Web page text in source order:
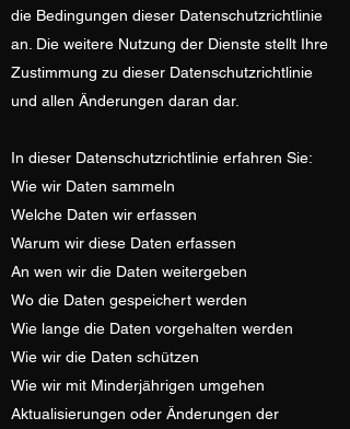
die Bedingungen dieser Datenschutzrichtlinie
an. Die weitere Nutzung der Dienste stellt Ihre
Zustimmung zu dieser Datenschutzrichtlinie
und allen Änderungen daran dar.
In dieser Datenschutzrichtlinie erfahren Sie:
Wie wir Daten sammeln
Welche Daten wir erfassen
Warum wir diese Daten erfassen
An wen wir die Daten weitergeben
Wo die Daten gespeichert werden
Wie lange die Daten vorgehalten werden
Wie wir die Daten schützen
Wie wir mit Minderjährigen umgehen
Aktualisierungen oder Änderungen der